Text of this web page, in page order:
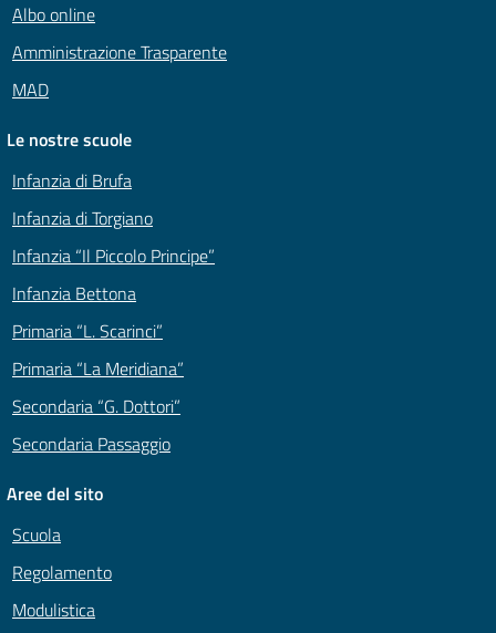
Albo online
Amministrazione Trasparente
MAD
Le nostre scuole
Infanzia di Brufa
Infanzia di Torgiano
Infanzia “Il Piccolo Principe”
Infanzia Bettona
Primaria “L. Scarinci”
Primaria “La Meridiana”
Secondaria “G. Dottori”
Secondaria Passaggio
Aree del sito
Scuola
Regolamento
Modulistica